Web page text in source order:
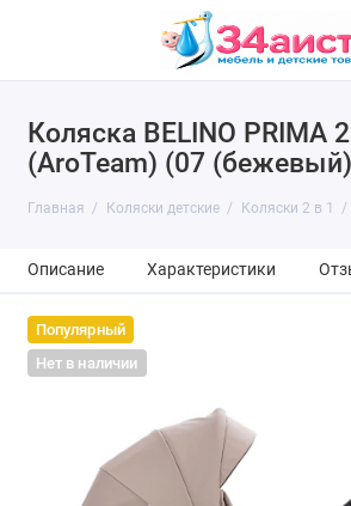
Коляска BELINO PRIMA
(AroTeam) (07
Главная Коляски детские Коляски 2 в 1
Описание Характеристики
Популярный
Нет в наличии